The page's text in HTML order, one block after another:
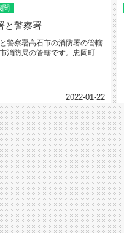
関
と警察署
警察署高石市の消防署の管轄
消防局の管轄です。忠岡町の
2022-01-22